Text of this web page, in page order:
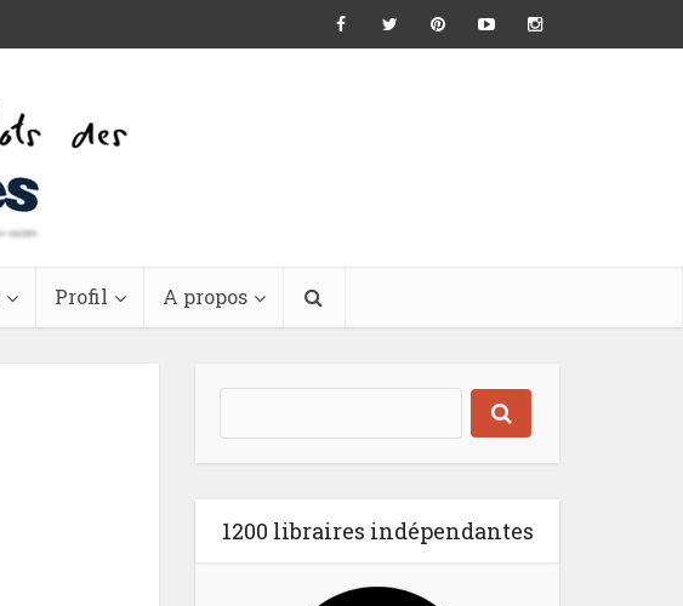
Profil A propos
1200 libraires indépendantes